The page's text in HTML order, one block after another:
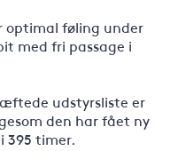
optimal føling under
med fri passage i
udstyrsliste er
den har fået ny
395 timer.